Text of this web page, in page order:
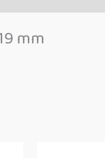
mm